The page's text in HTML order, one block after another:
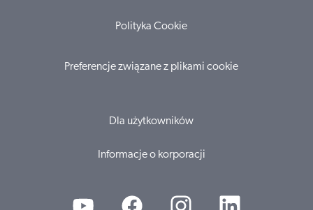
Polityka Cookie
Preferencje związane z plikami cookie
Dla użytkowników
Informacje o korporacji